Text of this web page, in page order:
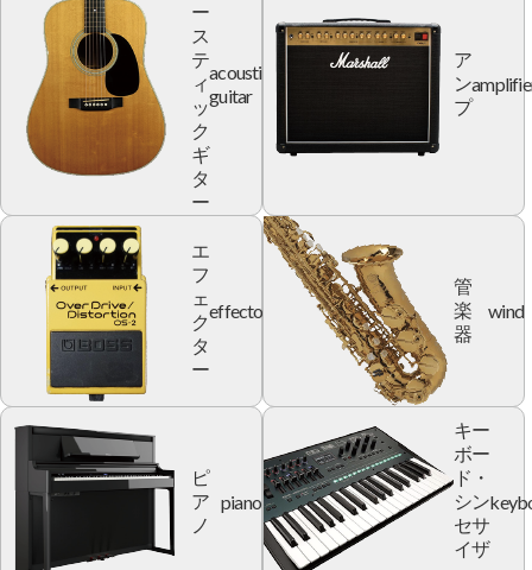
ー
ス
テ
ィ
ッ
ク
ギ
タ
ー
acoustic
guitar
ア
ン
プ
エ
フ
ェ
ク
タ
ー
effector
管
楽
器
wind
ピ
ア
ノ
piano
キー
ボー
ド・
シン
セサ
イザ